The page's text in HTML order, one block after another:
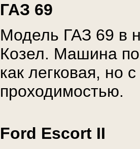
ГАЗ 69
Модель ГАЗ 69 в
Козел. Машина
как легковая, но
проходимостью.
Ford Escort II